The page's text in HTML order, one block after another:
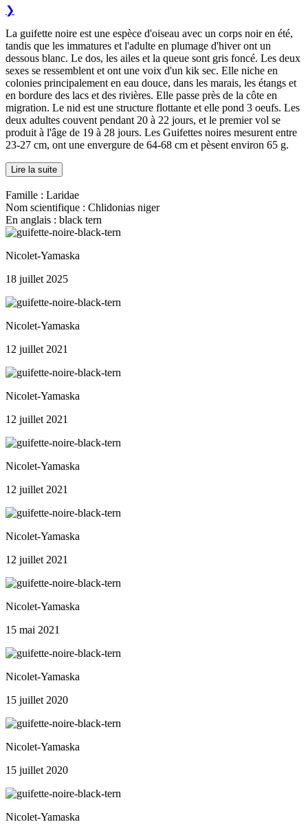
❯
La guifette noire est une espèce d'oiseau avec un corps noir en été,
tandis que les immatures et l'adulte en plumage d'hiver ont un
dessous blanc. Le dos, les ailes et la queue sont gris foncé. Les deux
sexes se ressemblent et ont une voix d'un kik sec. Elle niche en
colonies principalement en eau douce, dans les marais, les étangs et
en bordure des lacs et des rivières. Elle passe près de la côte en
migration. Le nid est une structure flottante et elle pond 3 oeufs. Les
deux adultes couvent pendant 20 à 22 jours, et le premier vol se
produit à l'âge de 19 à 28 jours. Les Guifettes noires mesurent entre
23-27 cm, ont une envergure de 64-68 cm et pèsent environ 65 g.
Lire la suite
Famille : Laridae
Nom scientifique : Chlidonias niger
En anglais : black tern
Nicolet-Yamaska
18 juillet 2025
Nicolet-Yamaska
12 juillet 2021
Nicolet-Yamaska
12 juillet 2021
Nicolet-Yamaska
12 juillet 2021
Nicolet-Yamaska
12 juillet 2021
Nicolet-Yamaska
15 mai 2021
Nicolet-Yamaska
15 juillet 2020
Nicolet-Yamaska
15 juillet 2020
Nicolet-Yamaska